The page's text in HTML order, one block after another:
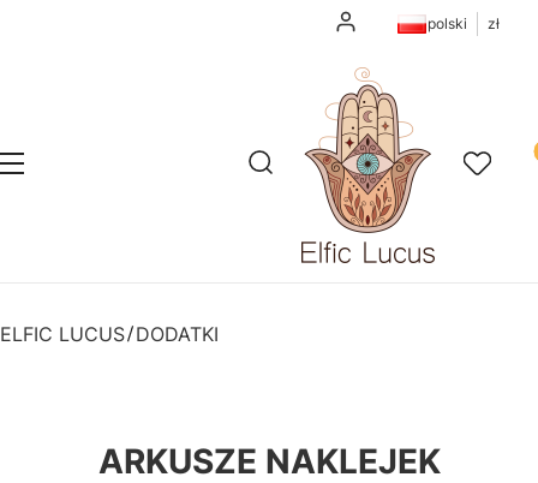
Zaloguj siępolski zł
Menu Otwórz wyszukiwarkę
Szukaj Ulubione
ELFIC LUCUS DODATKI
ARKUSZE NAKLEJEK